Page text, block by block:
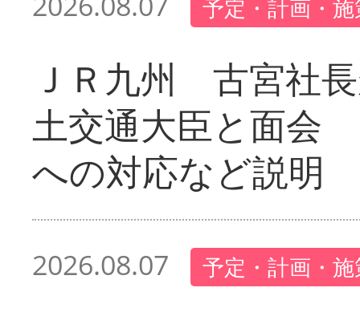
予定・計画・
ＪＲ九州 古宮社
土交通大臣と面会
への対応など説明
2026.08.07 予定・計画・